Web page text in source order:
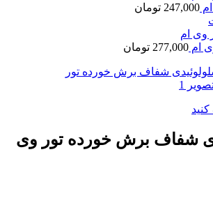
247,000 تومان
ام 277,000 تومان
شفاف برش خورده تور وی